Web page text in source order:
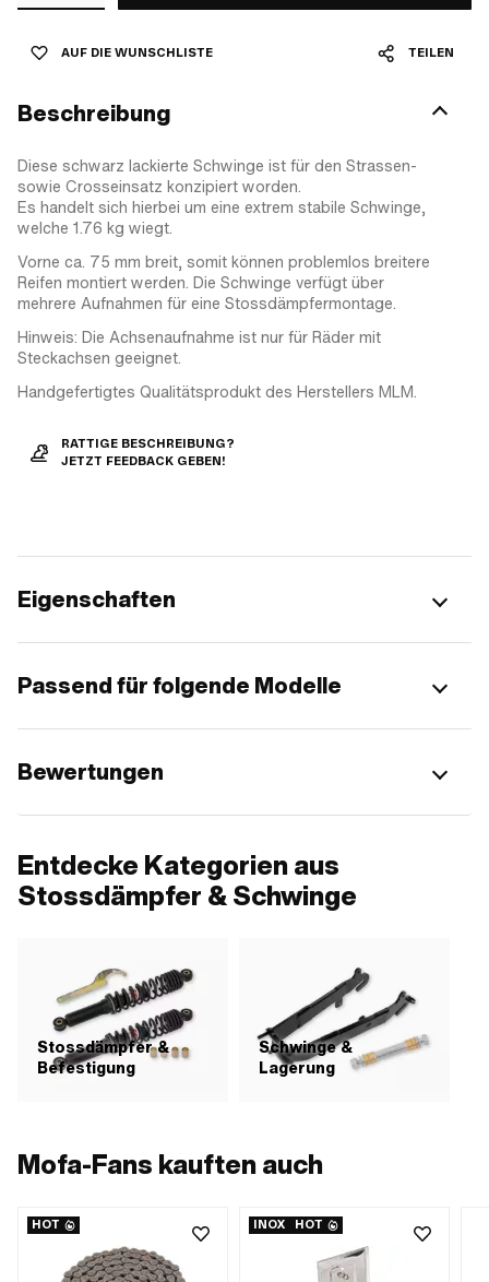
AUF DIE WUNSCHLISTE TEILEN
Beschreibung
Diese schwarz lackierte Schwinge ist für den Strassen-
sowie Crosseinsatz konzipiert worden.
Es handelt sich hierbei um eine extrem stabile Schwinge,
welche 1.76 kg wiegt.
Vorne ca. 75 mm breit, somit können problemlos breitere
Reifen montiert werden. Die Schwinge verfügt über
mehrere Aufnahmen für eine Stossdämpfermontage.
Hinweis: Die Achsenaufnahme ist nur für Räder mit
Steckachsen geeignet.
Handgefertigtes Qualitätsprodukt des Herstellers MLM.
RATTIGE BESCHREIBUNG?
JETZT FEEDBACK GEBEN!
Eigenschaften
Passend für folgende Modelle
Bewertungen
Entdecke Kategorien aus
Stossdämpfer & Schwinge
Stossdämpfer &
Befestigung
Schwinge &
Lagerung
Mofa-Fans kauften auch
HOT INOX HOT